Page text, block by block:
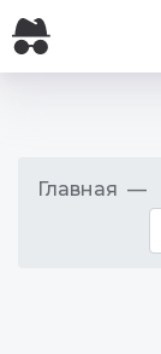
Главная